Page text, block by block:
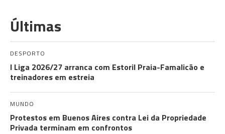
Últimas
DESPORTO
I Liga 2026/27 arranca com Estoril Praia-Famalicão e
treinadores em estreia
MUNDO
Protestos em Buenos Aires contra Lei da Propriedade
Privada terminam em confrontos